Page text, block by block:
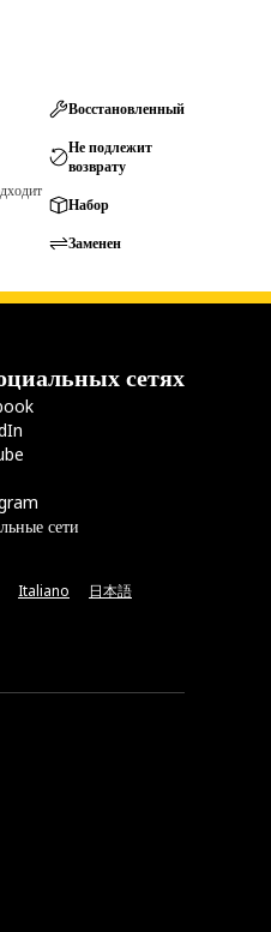
Восстановленный
Не подлежит
возврату
Набор
Заменен
сетях
сети
Italiano 日本語